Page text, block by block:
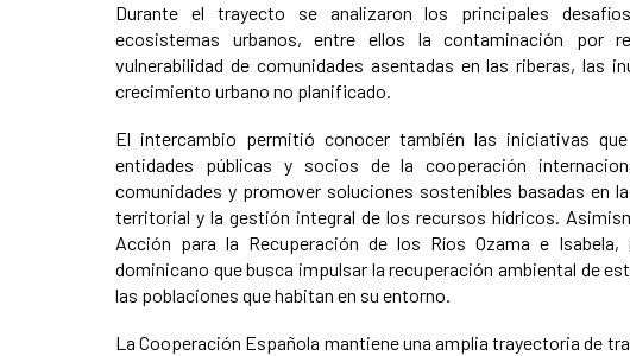
Durante el trayecto se analizaron los principales
ecosistemas urbanos, entre ellos la contaminación por
vulnerabilidad de comunidades asentadas en las riberas, las
crecimiento urbano no planificado.
El intercambio permitió conocer también las iniciativas
entidades públicas y socios de la cooperación
comunidades y promover soluciones sostenibles basadas en
territorial y la gestión integral de los recursos hídricos.
Acción para la Recuperación de los Ríos Ozama e
dominicano que busca impulsar la recuperación ambiental de
las poblaciones que habitan en su entorno.
La Cooperación Española mantiene una amplia trayectoria de